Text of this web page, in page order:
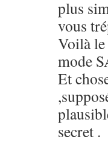
plus
vous
Voilà le
mode
Et
secret .